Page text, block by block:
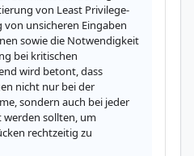
von Least Privilege-
von unsicheren Eingaben
sowie die Notwendigkeit
bei kritischen
wird betont, dass
nicht nur bei der
sondern auch bei jeder
sollten, um
rechtzeitig zu